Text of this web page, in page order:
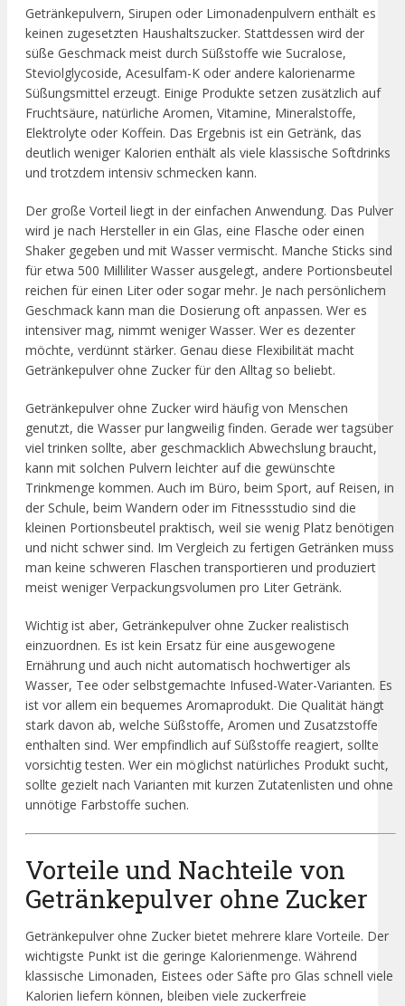
Getränkepulvern, Sirupen oder Limonadenpulvern enthält es
keinen zugesetzten Haushaltszucker. Stattdessen wird der
süße Geschmack meist durch Süßstoffe wie Sucralose,
Steviolglycoside, Acesulfam-K oder andere kalorienarme
Süßungsmittel erzeugt. Einige Produkte setzen zusätzlich auf
Fruchtsäure, natürliche Aromen, Vitamine, Mineralstoffe,
Elektrolyte oder Koffein. Das Ergebnis ist ein Getränk, das
deutlich weniger Kalorien enthält als viele klassische Softdrinks
und trotzdem intensiv schmecken kann.
Der große Vorteil liegt in der einfachen Anwendung. Das Pulver
wird je nach Hersteller in ein Glas, eine Flasche oder einen
Shaker gegeben und mit Wasser vermischt. Manche Sticks sind
für etwa 500 Milliliter Wasser ausgelegt, andere Portionsbeutel
reichen für einen Liter oder sogar mehr. Je nach persönlichem
Geschmack kann man die Dosierung oft anpassen. Wer es
intensiver mag, nimmt weniger Wasser. Wer es dezenter
möchte, verdünnt stärker. Genau diese Flexibilität macht
Getränkepulver ohne Zucker für den Alltag so beliebt.
Getränkepulver ohne Zucker wird häufig von Menschen
genutzt, die Wasser pur langweilig finden. Gerade wer tagsüber
viel trinken sollte, aber geschmacklich Abwechslung braucht,
kann mit solchen Pulvern leichter auf die gewünschte
Trinkmenge kommen. Auch im Büro, beim Sport, auf Reisen, in
der Schule, beim Wandern oder im Fitnessstudio sind die
kleinen Portionsbeutel praktisch, weil sie wenig Platz benötigen
und nicht schwer sind. Im Vergleich zu fertigen Getränken muss
man keine schweren Flaschen transportieren und produziert
meist weniger Verpackungsvolumen pro Liter Getränk.
Wichtig ist aber, Getränkepulver ohne Zucker realistisch
einzuordnen. Es ist kein Ersatz für eine ausgewogene
Ernährung und auch nicht automatisch hochwertiger als
Wasser, Tee oder selbstgemachte Infused-Water-Varianten. Es
ist vor allem ein bequemes Aromaprodukt. Die Qualität hängt
stark davon ab, welche Süßstoffe, Aromen und Zusatzstoffe
enthalten sind. Wer empfindlich auf Süßstoffe reagiert, sollte
vorsichtig testen. Wer ein möglichst natürliches Produkt sucht,
sollte gezielt nach Varianten mit kurzen Zutatenlisten und ohne
unnötige Farbstoffe suchen.
Vorteile und Nachteile von
Getränkepulver ohne Zucker
Getränkepulver ohne Zucker bietet mehrere klare Vorteile. Der
wichtigste Punkt ist die geringe Kalorienmenge. Während
klassische Limonaden, Eistees oder Säfte pro Glas schnell viele
Kalorien liefern können, bleiben viele zuckerfreie